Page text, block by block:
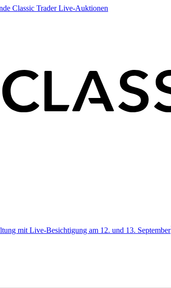
Classic Trader Live-Auktionen
mit Live-Besichtigung am 12. und 13. September